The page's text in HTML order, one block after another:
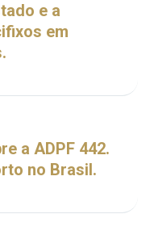
e a
em
a ADPF 442.
no Brasil.